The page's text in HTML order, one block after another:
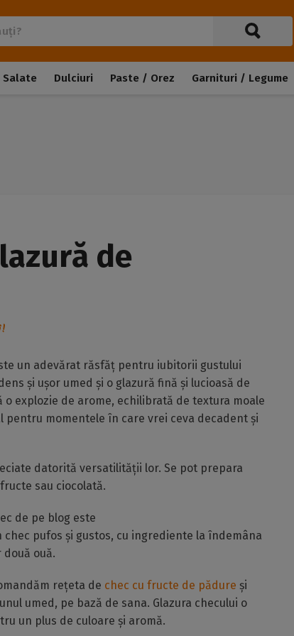
Salate Dulciuri Paste / Orez Garnituri / Legume
de
un adevărat răsfăț pentru iubitorii gustului
și ușor umed și o glazură fină și lucioasă de
explozie de arome, echilibrată de textura moale
pentru momentele în care vrei ceva decadent și
datorită versatilității lor. Se pot prepara
sau ciocolată.
de pe blog este
chec pufos și gustos, cu ingrediente la îndemâna
ouă.
rețeta de chec cu fructe de pădure și
umed, pe bază de sana. Glazura checului o
un plus de culoare și aromă.